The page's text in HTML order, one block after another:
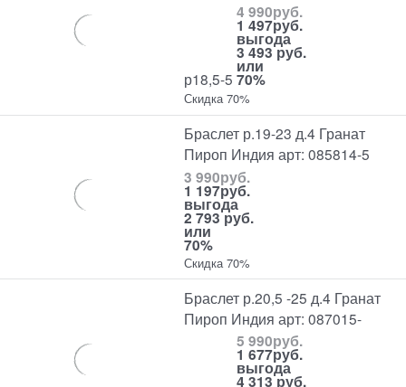
р18,5-5
4 990руб.
1 497руб.
выгода
3 493 руб.
или
70%
Скидка 70%
Браслет р.19-23 д.4 Гранат
Пироп Индия арт: 085814-5
3 990руб.
1 197руб.
выгода
2 793 руб.
или
70%
Скидка 70%
Браслет р.20,5 -25 д.4 Гранат
Пироп Индия арт: 087015-
5 990руб.
1 677руб.
выгода
4 313 руб.